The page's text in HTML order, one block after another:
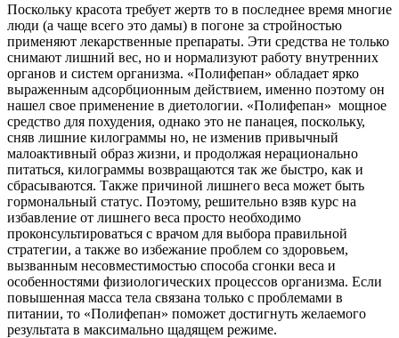
Поскольку красота требует жертв то в последнее время многие
люди (а чаще всего это дамы) в погоне за стройностью
применяют лекарственные препараты. Эти средства не только
снимают лишний вес, но и нормализуют работу внутренних
органов и систем организма. «Полифепан» обладает ярко
выраженным адсорбционным действием, именно поэтому он
нашел свое применение в диетологии. «Полифепан» мощное
средство для похудения, однако это не панацея, поскольку,
сняв лишние килограммы но, не изменив привычный
малоактивный образ жизни, и продолжая нерационально
питаться, килограммы возвращаются так же быстро, как и
сбрасываются. Также причиной лишнего веса может быть
гормональный статус. Поэтому, решительно взяв курс на
избавление от лишнего веса просто необходимо
проконсультироваться с врачом для выбора правильной
стратегии, а также во избежание проблем со здоровьем,
вызванным несовместимостью способа сгонки веса и
особенностями физиологических процессов организма. Если
повышенная масса тела связана только с проблемами в
питании, то «Полифепан» поможет достигнуть желаемого
результата в максимально щадящем режиме.